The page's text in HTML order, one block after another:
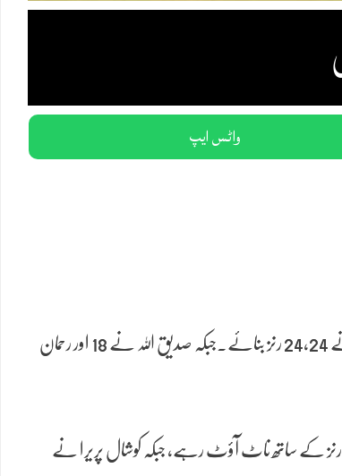
واٹس ایپ
افغان ٹیم نے مقررہ 20 اوورز میں 8 وکٹوں کے نقصان پر 169 رنز اسکور کیے۔ محمد نبی نے 60 رنز کی شاندار اننگز کھیلی جبکہ ابراہیم زادران اور راشد خان نے 24،24 رنز بنائے۔جبکہ صدیق اللہ نے 18 اور رحمان
اس کے جواب میں سری لنکا نے عمدہ بیٹنگ کا مظاہرہ کیا اور 170 رنز کا ہدف 18.4 اوورز میں 4 وکٹوں کے نقصان پر حاصل کر لیا۔ کوشال مینڈس 74 رنز کے ساتھ ناٹ آؤٹ رہے، جبکہ کوشال پریرا نے